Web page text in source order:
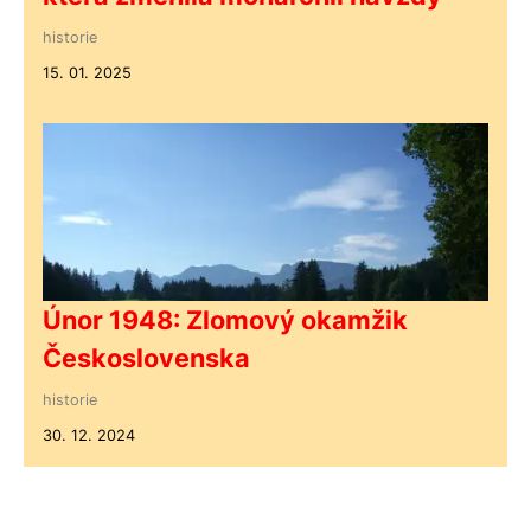
historie
15. 01. 2025
Únor 1948: Zlomový okamžik
Československa
historie
30. 12. 2024